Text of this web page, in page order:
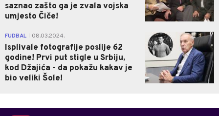
saznao zašto ga je zvala vojska
umjesto Čiče!
FUDBAL 08.03.2024.
Isplivale fotografije poslije 62
godine! Prvi put stigle u Srbiju,
kod Džajića - da pokažu kakav je
bio veliki Šole!
0